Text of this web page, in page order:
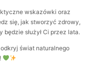
wskazówki oraz
się, jak stworzyć zdrowy,
służył Ci przez lata.
świat naturalnego